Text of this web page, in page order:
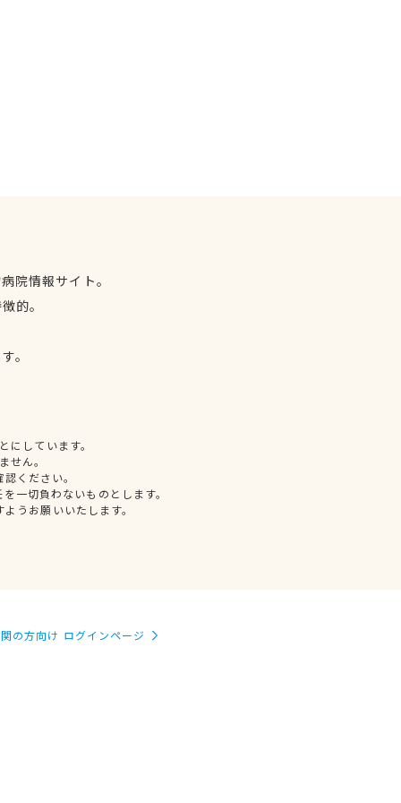
院情報サイト。
的。
。
しています。
せん。
ください。
一切負わないものとします。
うお願いいたします。
の方向け ログインページ